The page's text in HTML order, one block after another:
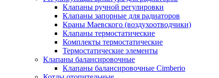
Клапаны ручной регулировки
Клапаны запорные для радиаторов
Краны Маевского (воздухоотводчики)
Клапаны термостатические
Комплекты термостатические
Термостатические элементы
Клапаны балансировочные
Клапаны балансировочные Cimberio